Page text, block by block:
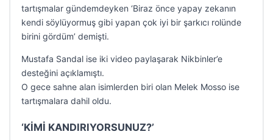
tartışmalar gündemdeyken ‘Biraz önce yapay zekanın
kendi söylüyormuş gibi yapan çok iyi bir şarkıcı rolünde
birini gördüm’ demişti.
Mustafa Sandal ise iki video paylaşarak Nikbinler’e
desteğini açıklamıştı.
O gece sahne alan isimlerden biri olan Melek Mosso ise
tartışmalara dahil oldu.
‘KİMİ KANDIRIYORSUNUZ?’